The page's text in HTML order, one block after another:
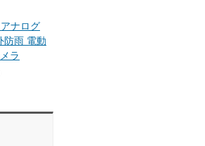
ナログ
防雨 電動
ラ